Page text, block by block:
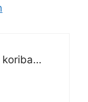
koriba…